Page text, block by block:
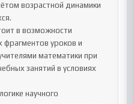
возрастной динамики
в возможности
фрагментов уроков и
математики при
занятий в условиях
научного